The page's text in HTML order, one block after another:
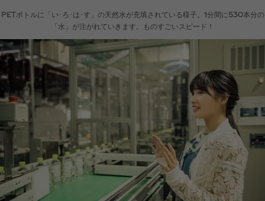
PETボトルに「い･ろ･は･す」の天然水が充填されている様子。1分間に530本分の
「水」が注がれていきます。ものすごいスピード！